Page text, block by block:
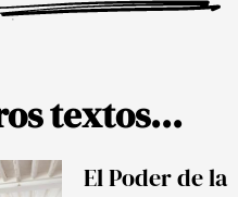
textos...
El Poder de la